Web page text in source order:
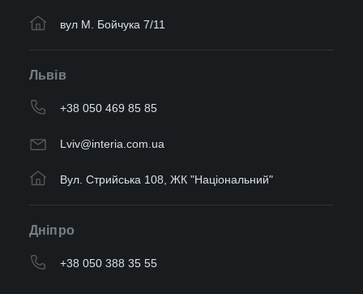
вул М. Бойчука 7/11
Львів
+38 050 469 85 85
Lviv@interia.com.ua
Вул. Стрийська 108, ЖК "Національний"
Дніпро
+38 050 388 35 55